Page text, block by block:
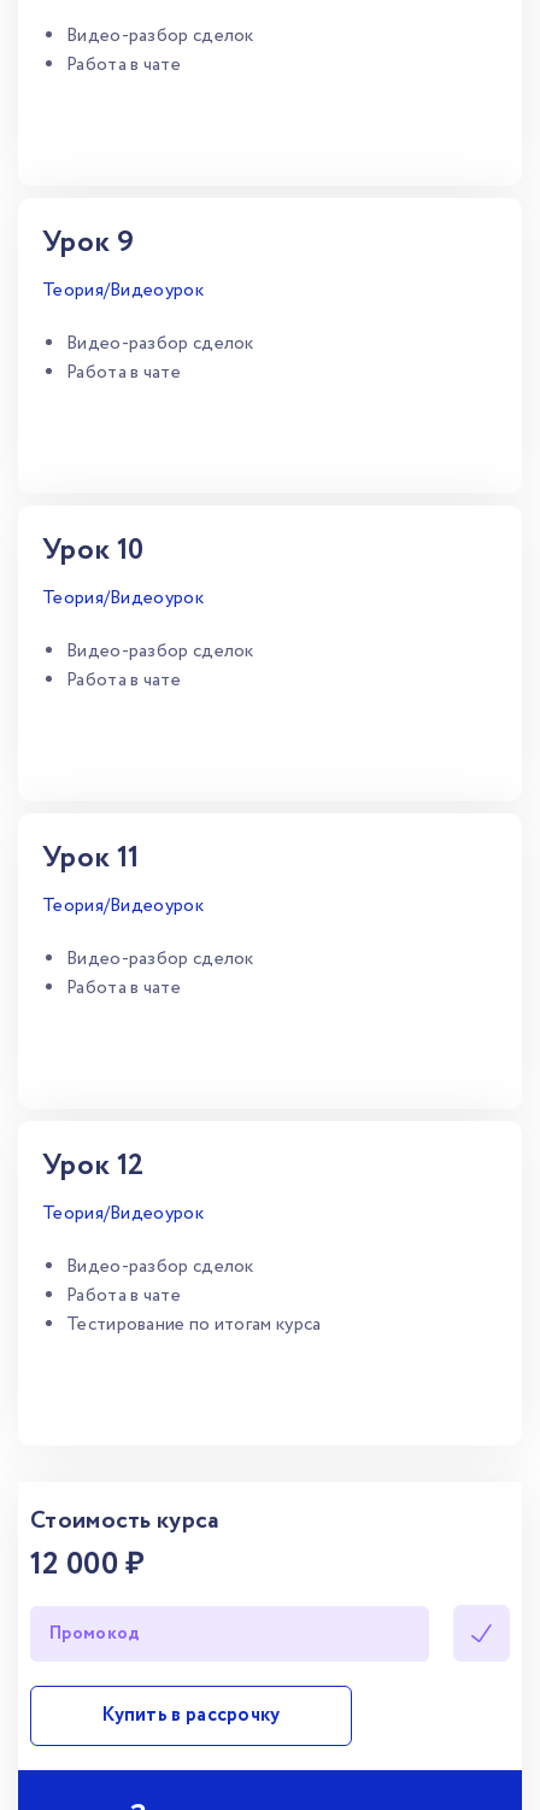
Видео-разбор сделок
Работа в чате
Урок 9
Теория/Видеоурок
Видео-разбор сделок
Работа в чате
Урок 10
Теория/Видеоурок
Видео-разбор сделок
Работа в чате
Урок 11
Теория/Видеоурок
Видео-разбор сделок
Работа в чате
Урок 12
Теория/Видеоурок
Видео-разбор сделок
Работа в чате
Тестирование по итогам курса
Стоимость курса
12 000 ₽
Купить в рассрочку